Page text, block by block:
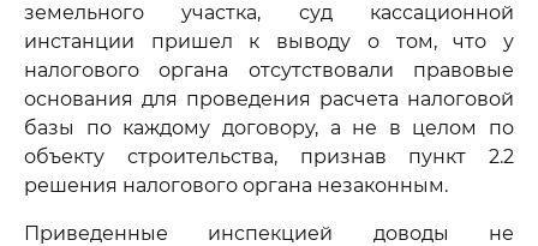
земельного участка, суд кассационной
инстанции пришел к выводу о том, что у
налогового органа отсутствовали правовые
основания для проведения расчета налоговой
базы по каждому договору, а не в целом по
объекту строительства, признав пункт 2.2
решения налогового органа незаконным.
Приведенные инспекцией доводы не